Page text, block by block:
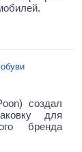
создал
для
бренда